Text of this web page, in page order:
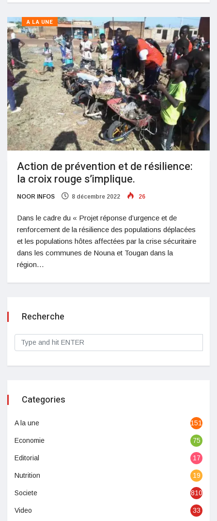
A LA UNE
Action de prévention et de résilience:
la croix rouge s’implique.
NOOR INFOS 8 décembre 2022 26
Dans le cadre du « Projet réponse d’urgence et de
renforcement de la résilience des populations déplacées
et les populations hôtes affectées par la crise sécuritaire
dans les communes de Nouna et Tougan dans la
région…
Recherche
Categories
A la une 1513
Economie 75
Editorial 17
Nutrition 19
Societe 810
Video 33